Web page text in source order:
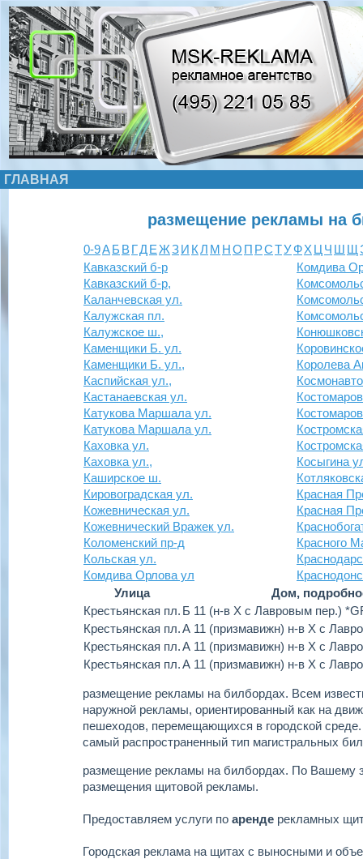
ГЛАВНАЯ
размещение рекламы на
0-9АБ ВГДЕЖЗИ КЛ М НО П РСТУФХ Ц Ч Ш Щ
Кавказский б-р
Кавказский б-р,
Каланчевская ул.
Калужская пл.
Калужское ш.,
Каменщики Б. ул.
Каменщики Б. ул.,
Каспийская ул.,
Кастанаевская ул.
Катукова Маршала ул.
Катукова Маршала ул.
Каховка ул.
Каховка ул.,
Каширское ш.
Кировоградская ул.
Кожевническая ул.
Кожевнический Вражек ул.
Коломенский пр-д
Кольская ул.
Комдива Орлова ул
Комдива
Королева
Косыгина
Красная
Красная
Красного
Улица
Дом,
Крестьянская пл. Б 11 (н-в Х с Лавровым пер.)
Крестьянская пл.А 11 (призмавижн) н-в Х с
Крестьянская пл.А 11 (призмавижн) н-в Х с
Крестьянская пл.А 11 (призмавижн) н-в Х с
размещение рекламы на билбордах. Всем
наружной рекламы, ориентированный как на
пешеходов, перемещающихся в городской
самый распространенный тип магистральных
размещение рекламы на билбордах. По Вашему
размещения щитовой рекламы.
Предоставляем услуги по аренде рекламных
Городская реклама на щитах с выносными и